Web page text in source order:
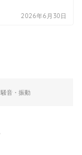
2026年6月30日
騒音・振動